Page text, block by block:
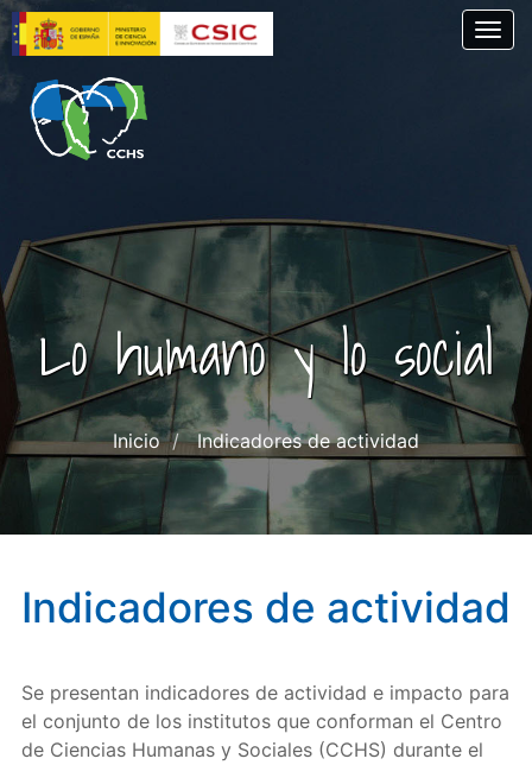
Pasar
al
contenido
principal
Lo humano y lo social
Inicio Indicadores de actividad
Indicadores de actividad
Se presentan indicadores de actividad e impacto para
el conjunto de los institutos que conforman el Centro
de Ciencias Humanas y Sociales (CCHS) durante el